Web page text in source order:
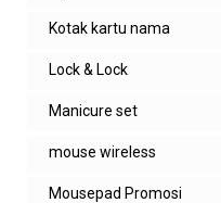
Kotak kartu nama
Lock & Lock
Manicure set
mouse wireless
Mousepad Promosi